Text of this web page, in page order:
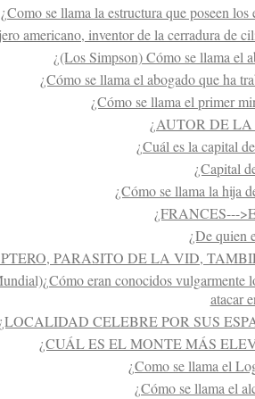
¿Como se llama la estructura que poseen
americano, inventor de la cerradura de
¿(Los Simpson) Cómo se llama el
¿Cómo se llama el abogado que ha
¿Cómo se llama el primer
¿AUTOR DE
¿Cuál es la capital
¿Capital
¿Cómo se llama la hija
¿FRANCES---
¿De quien
PARASITO DE LA VID,
eran conocidos vulgarmente
atacar
¿LOCALIDAD CELEBRE POR SUS
¿CUÁL ES EL MONTE MÁS
¿Como se llama el
¿Cómo se llama el